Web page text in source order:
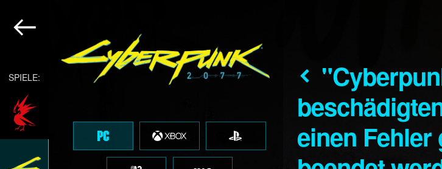
SPIELE:
"Cyberpunk 2077 ist aufgrund einer
einen